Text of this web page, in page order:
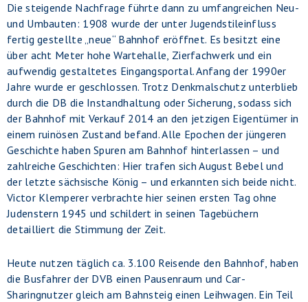
Die steigende Nachfrage führte dann zu umfangreichen Neu-
und Umbauten: 1908 wurde der unter Jugendstileinfluss
fertig gestellte „neue“ Bahnhof eröffnet. Es besitzt eine
über acht Meter hohe Wartehalle, Zierfachwerk und ein
aufwendig gestaltetes Eingangsportal. Anfang der 1990er
Jahre wurde er geschlossen. Trotz Denkmalschutz unterblieb
durch die DB die Instandhaltung oder Sicherung, sodass sich
der Bahnhof mit Verkauf 2014 an den jetzigen Eigentümer in
einem ruinösen Zustand befand. Alle Epochen der jüngeren
Geschichte haben Spuren am Bahnhof hinterlassen – und
zahlreiche Geschichten: Hier trafen sich August Bebel und
der letzte sächsische König – und erkannten sich beide nicht.
Victor Klemperer verbrachte hier seinen ersten Tag ohne
Judenstern 1945 und schildert in seinen Tagebüchern
detailliert die Stimmung der Zeit.
Heute nutzen täglich ca. 3.100 Reisende den Bahnhof, haben
die Busfahrer der DVB einen Pausenraum und Car-
Sharingnutzer gleich am Bahnsteig einen Leihwagen. Ein Teil